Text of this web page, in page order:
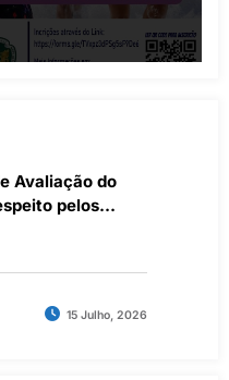
Avaliação do
pelos
15 Julho, 2026